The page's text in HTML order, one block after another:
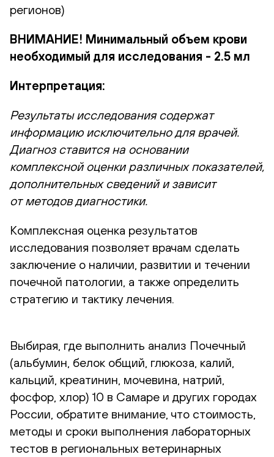
регионов)
ВНИМАНИЕ! Минимальный объем крови
необходимый для исследования - 2.5 мл
Интерпретация:
Результаты исследования содержат
информацию исключительно для врачей.
Диагноз ставится на основании
комплексной оценки различных показателей,
дополнительных сведений и зависит
от методов диагностики.
Комплексная оценка результатов
исследования позволяет врачам сделать
заключение о наличии, развитии и течении
почечной патологии, а также определить
стратегию и тактику лечения.
Выбирая, где выполнить анализ Почечный
(альбумин, белок общий, глюкоза, калий,
кальций, креатинин, мочевина, натрий,
фосфор, хлор) 10 в Самаре и других городах
России, обратите внимание, что стоимость,
методы и сроки выполнения лабораторных
тестов в региональных ветеринарных